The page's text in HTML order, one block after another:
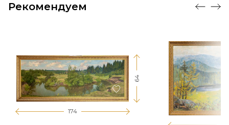
Рекомендуем
174
64